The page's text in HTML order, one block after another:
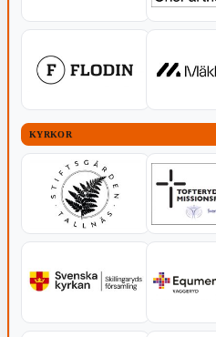
KYRKOR